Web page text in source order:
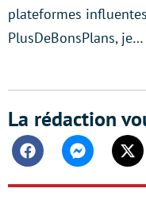
plateformes
PlusDeBonsPlans, je…
La rédaction
FacebookMessenger